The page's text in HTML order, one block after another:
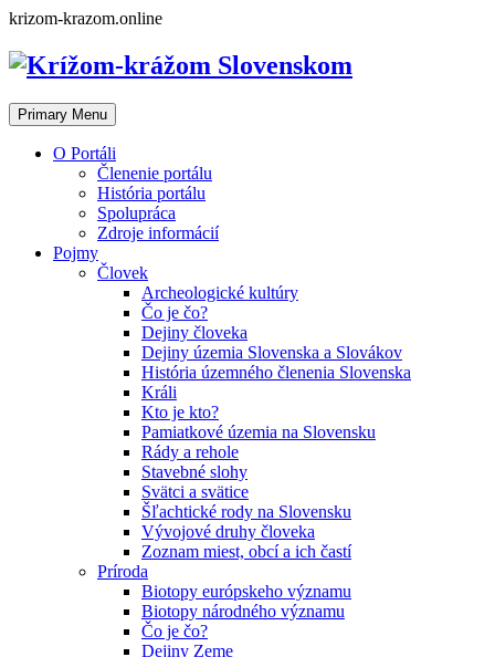
Skip
content
krizom-krazom.online
Primary Menu
O Portáli
Členenie portálu
História portálu
Spolupráca
Zdroje informácií
Pojmy
Človek
Archeologické kultúry
Čo je čo?
Dejiny človeka
Dejiny územia Slovenska a Slovákov
História územného členenia Slovenska
Králi
Kto je kto?
Pamiatkové územia na Slovensku
Rády a rehole
Stavebné slohy
Svätci a svätice
Šľachtické rody na Slovensku
Vývojové druhy človeka
Zoznam miest, obcí a ich častí
Príroda
Biotopy európskeho významu
Biotopy národného významu
Čo je čo?
Dejiny Zeme